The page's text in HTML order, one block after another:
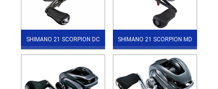
SHIMANO 21 SCORPION DC SHIMANO 21 SCORPION MD